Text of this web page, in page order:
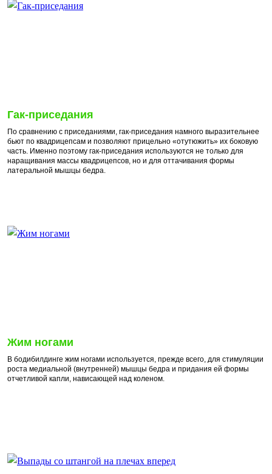
Гак-приседания
По сравнению с приседаниями, гак-приседания намного выразительнее
бьют по квадрицепсам и позволяют прицельно «отутюжить» их боковую
часть. Именно поэтому гак-приседания используются не только для
наращивания массы квадрицепсов, но и для оттачивания формы
латеральной мышцы бедра.
Жим ногами
В бодибилдинге жим ногами используется, прежде всего, для стимуляции
роста медиальной (внутренней) мышцы бедра и придания ей формы
отчетливой капли, нависающей над коленом.